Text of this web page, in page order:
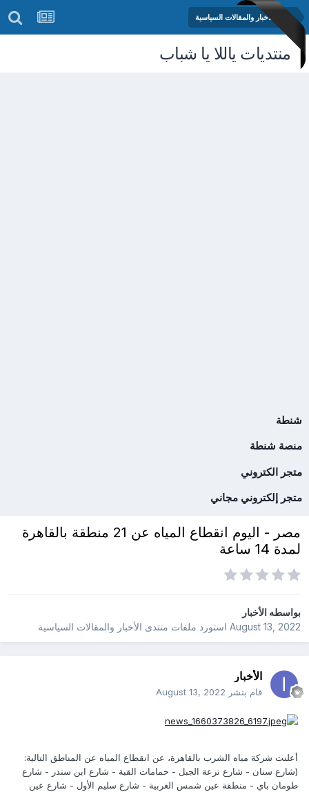
منتدى الأخبار والمقالات السياسية
منتديات ياللا يا شباب
شنطة
منصة شنطة
متجر الكتروني
متجر إلكتروني مجاني
مصر - اليوم انقطاع المياه عن 21 منطقة بالقاهرة
لمدة 14 ساعة
بواسطهالأخبار
August 13, 2022استورد ملفات منتدى الأخبار والمقالات السياسية
الأخبار
قام بنشر August 13, 2022
أعلنت شركة مياه الشرب بالقاهرة، عن انقطاع المياه عن المناطق التالية:
(شارع سنان - شارع ترعة الجبل - حمامات القبة - شارع ابن سندر - شارع
طومان باي - منطقة عين شمس الغربية - شارع سليم الأول - شارع عين